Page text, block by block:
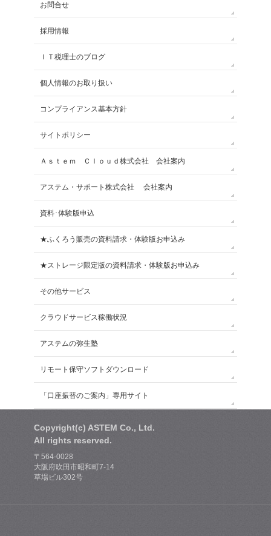
お問合せ
採用情報
ＩＴ税理士のブログ
個人情報のお取り扱い
コンプライアンス基本方針
サイトポリシー
Ａｓｔｅｍ Ｃｌｏｕｄ株式会社 会社案内
アステム・サポート株式会社 会社案内
資料･体験版申込
★ふくろう販売の資料請求・体験版お申込み
★ストレージ限定版の資料請求・体験版お申込み
その他サービス
クラウドサービス稼働状況
アステムの弥生塾
リモート保守ソフトダウンロード
「口座振替のご案内」専用サイト
Copyright(c) ASTEM Co., Ltd.
All rights reserved.
〒564-0028
大阪府吹田市昭和町7-14
草場ビル302号